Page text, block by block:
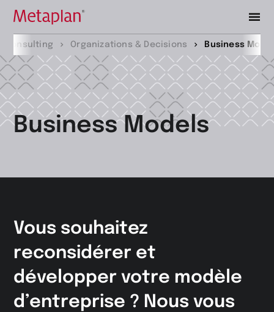
Retour
à
la
page
d’accueil
Consulting Organizations & Decisions Business
Business Models
Vous souhaitez
reconsidérer et
développer votre modèle
d’entreprise ? Nous vous